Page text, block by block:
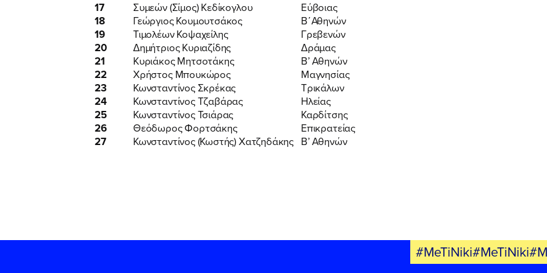
17 Συμεών (Σίμος) Κεδίκογλου Εύβοιας
18 Γεώργιος Κουμουτσάκος Β΄Αθηνών
19 Τιμολέων Κοψαχείλης Γρεβενών
20 Δημήτριος Κυριαζίδης Δράμας
21 Κυριάκος Μητσοτάκης Β’ Αθηνών
22 Χρήστος Μπουκώρος Μαγνησίας
23 Κωνσταντίνος Σκρέκας Τρικάλων
24 Κωνσταντίνος Τζαβάρας Ηλείας
25 Κωνσταντίνος Τσιάρας Καρδίτσης
26 Θεόδωρος Φορτσάκης Επικρατείας
27 Κωνσταντίνος (Κωστής) Χατζηδάκης Β’ Αθηνών